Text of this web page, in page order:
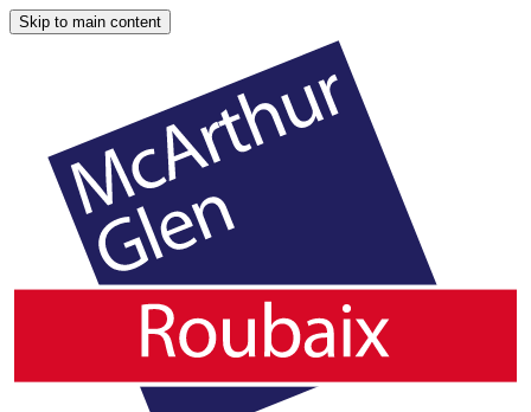
Skip to main content